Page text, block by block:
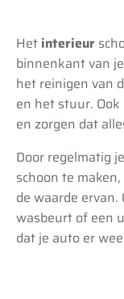
Het interieur
binnenkant van
het reinigen van
en het stuur.
en zorgen dat
Door regelmatig
schoon te
de waarde
wasbeurt of een
dat je auto er